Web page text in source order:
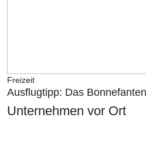
Freizeit
Ausflugtipp: Das
Unternehmen vor Ort